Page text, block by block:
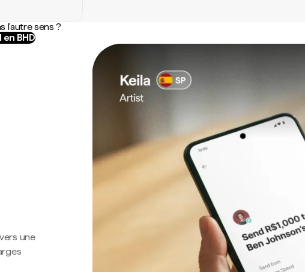
l'autre sens ?
BHD
une